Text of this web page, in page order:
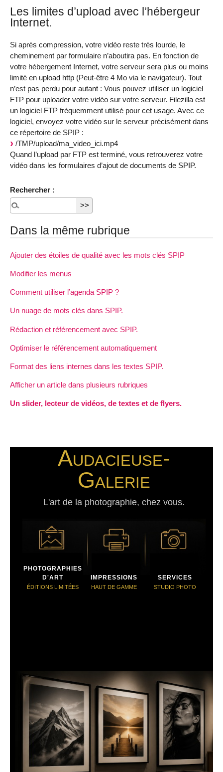
Les limites d’upload avec l’hébergeur
Internet.
Si après compression, votre vidéo reste très lourde, le
cheminement par formulaire n’aboutira pas. En fonction de
votre hébergement Internet, votre serveur sera plus ou moins
limité en upload http (Peut-être 4 Mo via le navigateur). Tout
n’est pas perdu pour autant : Vous pouvez utiliser un logiciel
FTP pour uploader votre vidéo sur votre serveur. Filezilla est
un logiciel FTP fréquemment utilisé pour cet usage. Avec ce
logiciel, envoyez votre vidéo sur le serveur précisément dans
ce répertoire de SPIP :
/TMP/upload/ma_video_ici.mp4
Quand l’upload par FTP est terminé, vous retrouverez votre
vidéo dans les formulaires d’ajout de documents de SPIP.
Rechercher :
Dans la même rubrique
Ajouter des étoiles de qualité avec les mots clés SPIP
Modifier les menus
Comment utiliser l’agenda SPIP ?
Un nuage de mots clés dans SPIP.
Rédaction et référencement avec SPIP.
Optimiser le référencement automatiquement
Format des liens internes dans les textes SPIP.
Afficher un article dans plusieurs rubriques
Un slider, lecteur de vidéos, de textes et de flyers.
Audacieuse-
Galerie
L'art de la photographie, chez vous.
PHOTOGRAPHIES
D'ART
ÉDITIONS LIMITÉES
IMPRESSIONS
HAUT DE GAMME
SERVICES
STUDIO PHOTO